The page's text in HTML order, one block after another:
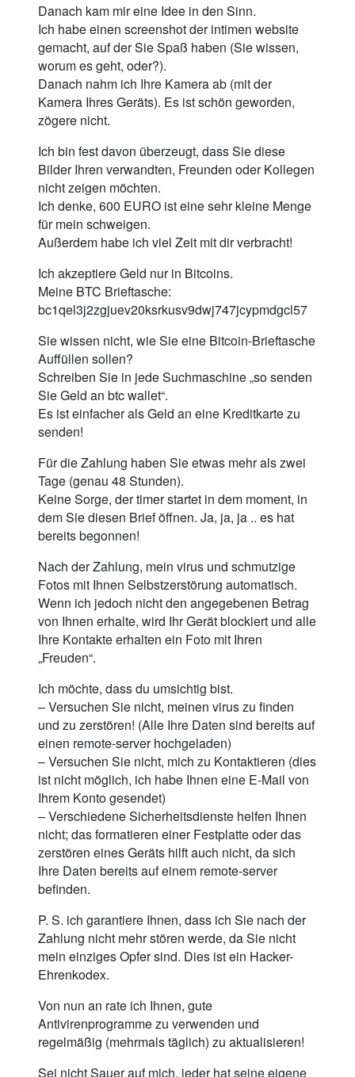
Danach kam mir eine Idee in den Sinn.
Ich habe einen screenshot der intimen website
gemacht, auf der Sie Spaß haben (Sie wissen,
worum es geht, oder?).
Danach nahm ich Ihre Kamera ab (mit der
Kamera Ihres Geräts). Es ist schön geworden,
zögere nicht.
Ich bin fest davon überzeugt, dass Sie diese
Bilder Ihren verwandten, Freunden oder Kollegen
nicht zeigen möchten.
Ich denke, 600 EURO ist eine sehr kleine Menge
für mein schweigen.
Außerdem habe ich viel Zeit mit dir verbracht!
Ich akzeptiere Geld nur in Bitcoins.
Meine BTC Brieftasche:
bc1qel3j2zgjuev20ksrkusv9dwj747jcypmdgcl57
Sie wissen nicht, wie Sie eine Bitcoin-Brieftasche
Auffüllen sollen?
Schreiben Sie in jede Suchmaschine „so senden
Sie Geld an btc wallet“.
Es ist einfacher als Geld an eine Kreditkarte zu
senden!
Für die Zahlung haben Sie etwas mehr als zwei
Tage (genau 48 Stunden).
Keine Sorge, der timer startet in dem moment, in
dem Sie diesen Brief öffnen. Ja, ja, ja .. es hat
bereits begonnen!
Nach der Zahlung, mein virus und schmutzige
Fotos mit Ihnen Selbstzerstörung automatisch.
Wenn ich jedoch nicht den angegebenen Betrag
von Ihnen erhalte, wird Ihr Gerät blockiert und alle
Ihre Kontakte erhalten ein Foto mit Ihren
„Freuden“.
Ich möchte, dass du umsichtig bist.
– Versuchen Sie nicht, meinen virus zu finden
und zu zerstören! (Alle Ihre Daten sind bereits auf
einen remote-server hochgeladen)
– Versuchen Sie nicht, mich zu Kontaktieren (dies
ist nicht möglich, ich habe Ihnen eine E-Mail von
Ihrem Konto gesendet)
– Verschiedene Sicherheitsdienste helfen Ihnen
nicht; das formatieren einer Festplatte oder das
zerstören eines Geräts hilft auch nicht, da sich
Ihre Daten bereits auf einem remote-server
befinden.
P. S. ich garantiere Ihnen, dass ich Sie nach der
Zahlung nicht mehr stören werde, da Sie nicht
mein einziges Opfer sind. Dies ist ein Hacker-
Ehrenkodex.
Von nun an rate ich Ihnen, gute
Antivirenprogramme zu verwenden und
regelmäßig (mehrmals täglich) zu aktualisieren!
Sei nicht Sauer auf mich, jeder hat seine eigene